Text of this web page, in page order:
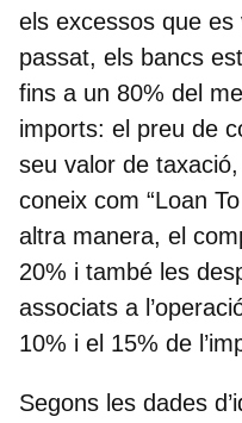
els excessos que
passat, els bancs
fins a un 80% del
imports: el preu de
seu valor de
coneix com “Loan
altra manera, el
20% i també les
associats a
10% i el 15% de
Segons les dades